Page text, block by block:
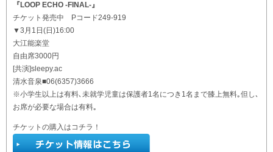
『LOOP ECHO -FINAL-』
チケット発売中 Pコード249-919
▼3月1日(日)16:00
大江能楽堂
自由席3000円
[共演]sleepy.ac
清水音泉■06(6357)3666
※小学生以上は有料､未就学児童は保護者1名につき1名まで膝上無料｡但し､
お席が必要な場合は有料｡
チケットの購入はコチラ！